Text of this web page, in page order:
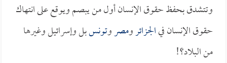
وتتشدق بحفظ حقوق الإنسان أول من يبصم ويوقع على انتهاك
حقوق الإنسان فيالجزائرومصروتونسبل وإسرائيل وغيرها
من البلاد؟!